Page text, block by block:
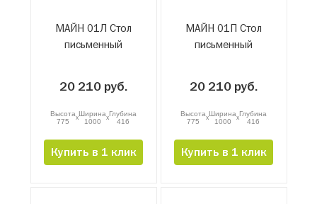
МАЙН 01Л Стол
письменный
20 210 руб.
Высота
775
xШирина
1000
xГлубина
416
Купить в 1 клик
МАЙН 01П Стол
письменный
20 210 руб.
Высота
775
xШирина
1000
xГлубина
416
Купить в 1 клик